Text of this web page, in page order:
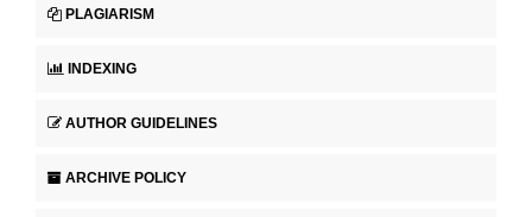
PLAGIARISM
INDEXING
AUTHOR GUIDELINES
ARCHIVE POLICY